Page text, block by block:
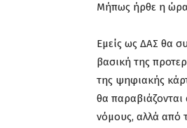
Μήπως ήρθε η ώρα
Εμείς ως ΔΑΣ θα
βασική της
της ψηφιακής
θα
νόμους, αλλά από